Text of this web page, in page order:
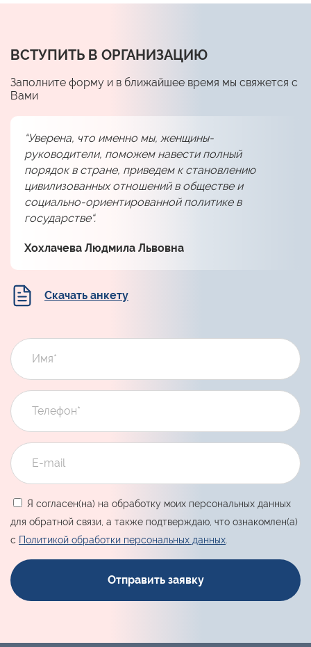
ВСТУПИТЬ В ОРГАНИЗАЦИЮ
Заполните форму и в ближайшее время мы свяжется с
Вами
“Уверена, что именно мы, женщины-
руководители, поможем навести полный
порядок в стране, приведем к становлению
цивилизованных отношений в обществе и
социально-ориентированной политике в
государстве“.
Хохлачева Людмила Львовна
Скачать анкету
Я согласен(на) на обработку моих персональных данных
для обратной связи, а также подтверждаю, что ознакомлен(а)
с Политикой обработки персональных данных